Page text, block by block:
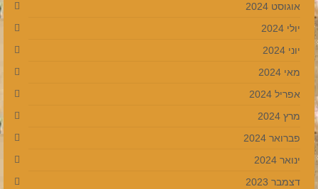
אוגוסט 2024
יולי 2024
יוני 2024
מאי 2024
אפריל 2024
מרץ 2024
פברואר 2024
ינואר 2024
דצמבר 2023